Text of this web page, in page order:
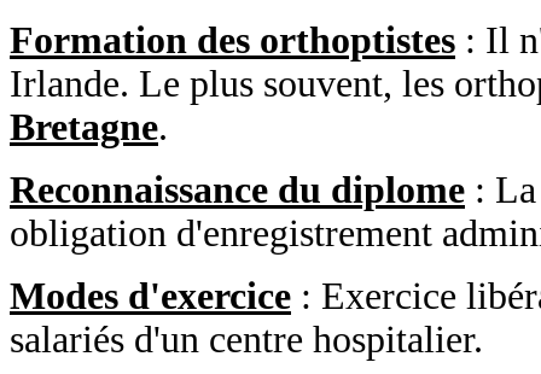
Formation des orthoptistes : Il
Irlande. Le plus souvent, les
Bretagne.
Reconnaissance du diplome :
obligation d'enregistrement
Modes d'exercice : Exercice
salariés d'un centre hospitalier.